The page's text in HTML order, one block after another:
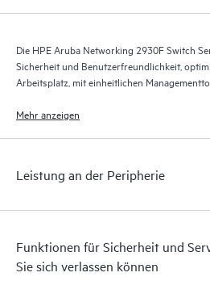
Die HPE Aruba Networking 2930F Switch
Sicherheit und Benutzerfreundlichkeit,
Arbeitsplatz, mit einheitlichen
Management Software (Airwave) und HPE
Mehr anzeigen
Leistung an der Peripherie
Funktionen für Sicherheit und
Sie sich verlassen können